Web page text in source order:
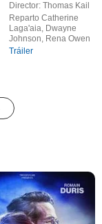
Director: Thomas Kail
Reparto Catherine
Laga'aia, Dwayne
Johnson, Rena Owen
Tráiler